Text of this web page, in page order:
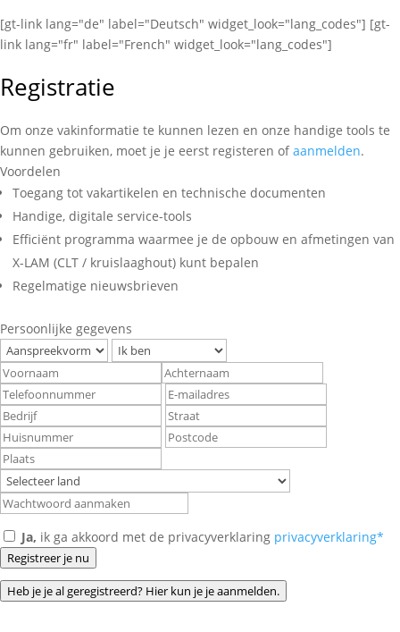
[gt-link lang="de" label="Deutsch" widget_look="lang_codes"] [gt-
link lang="fr" label="French" widget_look="lang_codes"]
Registratie
Om onze vakinformatie te kunnen lezen en onze handige tools te
kunnen gebruiken, moet je je eerst registeren ofaanmelden.
Voordelen
Toegang tot vakartikelen en technische documenten
Handige, digitale service-tools
Efficiënt programma waarmee je de opbouw en afmetingen van
X-LAM (CLT / kruislaaghout) kunt bepalen
Regelmatige nieuwsbrieven
Persoonlijke gegevens
Ja, ik ga akkoord met de privacyverklaring privacyverklaring*
Registreer je nu
Heb je je al geregistreerd? Hier kun je je aanmelden.